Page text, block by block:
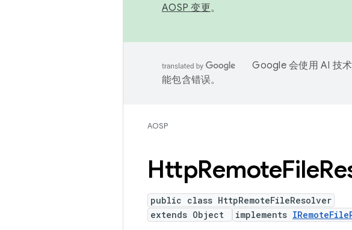
AOSP 变更。
Google 会使用 AI 技
能包含错误。
AOSP
HttpRemoteFile
public class HttpRemoteFileResolver
extends Object
implements